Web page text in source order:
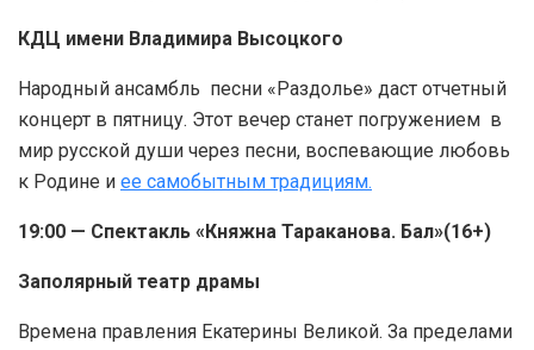
КДЦ имени Владимира Высоцкого
Народный ансамбль песни «Раздолье» даст отчетный
концерт в пятницу. Этот вечер станет погружением в
мир русской души через песни, воспевающие любовь
к Родине и ее самобытным традициям.
19:00 — Спектакль «Княжна Тараканова. Бал»(16+)
Заполярный театр драмы
Времена правления Екатерины Великой. За пределами